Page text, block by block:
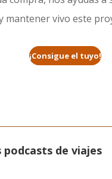
mantener vivo este
¡Consigue el tuyo!
de viajes